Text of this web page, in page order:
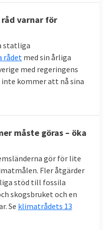
och
till 2030 minska
med 34
Här finns
ska fördubblas
42,5 procent,
har i särklass
energi bland
. Inte heller här
på enskilda
är gemensamt.
varnar för
statliga
rådet med sin årliga
med regeringens
kommer att nå sina
måste göras – öka
gör för lite
Fler åtgärder
stöd till fossila
skogsbruket och en
Se klimatrådets 13